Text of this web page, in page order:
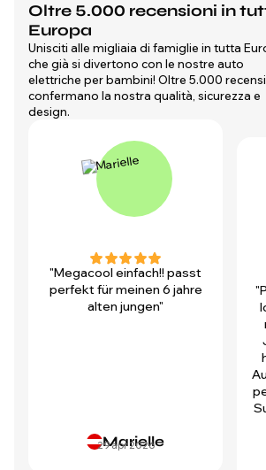
Oltre 5.000 recensioni in
Europa
Unisciti alle migliaia di famiglie in tutta
che già si divertono con le nostre auto
elettriche per bambini! Oltre 5.000
confermano la nostra qualità, sicurezza e
design.
"Megacool einfach!! passt
perfekt für meinen 6 jahre
alten jungen"
Marielle
29 apr 2026